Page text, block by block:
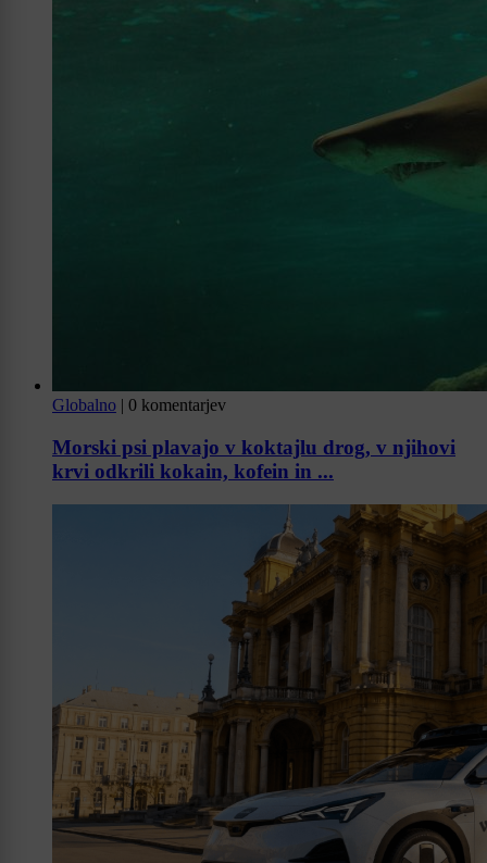
Globalno | 0 komentarjev
Morski psi plavajo v koktajlu drog, v njihovi
krvi odkrili kokain, kofein in ...